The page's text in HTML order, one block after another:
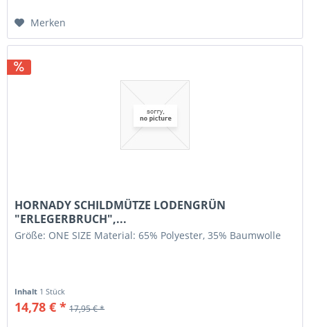
Merken
HORNADY SCHILDMÜTZE LODENGRÜN
"ERLEGERBRUCH",...
Größe: ONE SIZE Material: 65% Polyester, 35% Baumwolle
Inhalt 1 Stück
14,78 € * 17,95 € *